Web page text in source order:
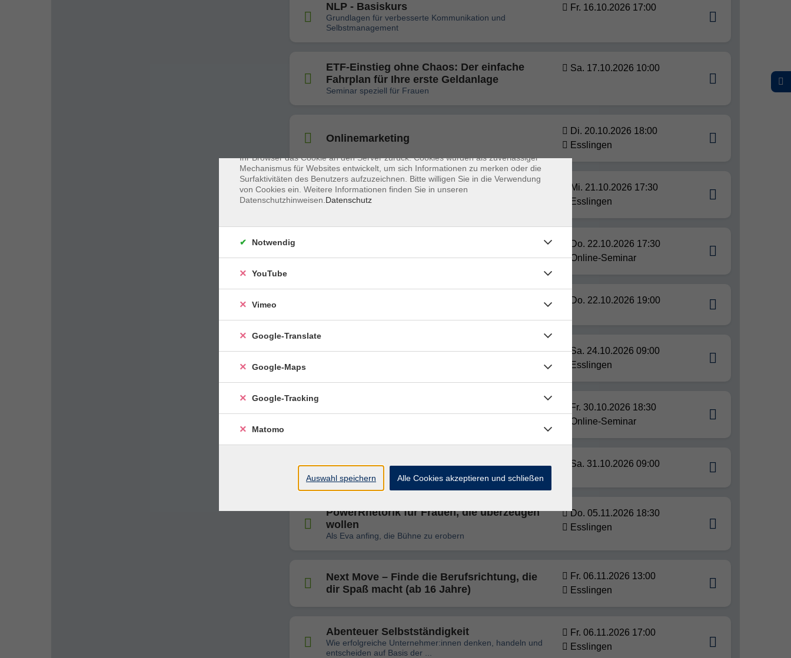
NLP - Basiskurs
Grundlagen für verbesserte Kommunikation und
Selbstmanagement
Fr. 16.10.2026 17:00
ETF-Einstieg ohne Chaos: Der einfache
Fahrplan für Ihre erste Geldanlage
Seminar speziell für Frauen
Sa. 17.10.2026 10:00
Onlinemarketing
Di. 20.10.2026 18:00
Esslingen
Dein Weg ins Cockpit – Pilot:in werden
Mi. 21.10.2026 17:30
Esslingen
für Präsentationen
Do. 22.10.2026 17:30
Online-Seminar
Do. 22.10.2026 19:00
Die ganze Welt ist eine Bühne - Auftreten
Sa. 24.10.2026 09:00
Esslingen
Fr. 30.10.2026 18:30
Online-Seminar
5 Wege zu einem perfekten Gedächtnis Sa. 31.10.2026 09:00
PowerRhetorik für Frauen, die überzeugen
wollen
Als Eva anfing, die Bühne zu erobern
Do. 05.11.2026 18:30
Esslingen
Next Move – Finde die Berufsrichtung, die
dir Spaß macht (ab 16 Jahre)
Fr. 06.11.2026 13:00
Esslingen
Abenteuer Selbstständigkeit
Wie erfolgreiche Unternehmer:innen denken, handeln und
entscheiden auf Basis der ...
Fr. 06.11.2026 17:00
Esslingen
gespeichert werden. Ihr Browser speichert jede Nachricht in einer kleinen Datei, die
Cookie genannt wird. Wenn Sie eine weitere Seite vom Server anfordern, sendet
Ihr Browser das Cookie an den Server zurück. Cookies wurden als zuverlässiger
Mechanismus für Websites entwickelt, um sich Informationen zu merken oder die
Surfaktivitäten des Benutzers aufzuzeichnen. Bitte willigen Sie in die Verwendung
von Cookies ein. Weitere Informationen finden Sie in unseren
Datenschutzhinweisen. Datenschutz
Notwendig
YouTube
Vimeo
Google-Translate
Google-Maps
Google-Tracking
Matomo
Auswahl speichern Alle Cookies akzeptieren und schließen